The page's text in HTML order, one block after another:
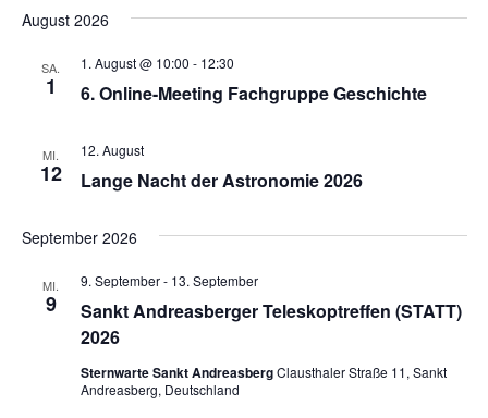
August 2026
SA.
1 6. Online-Meeting Fachgruppe Geschichte
1. August @ 10:00 - 12:30
MI.
12 Lange Nacht der Astronomie 2026
12. August
September 2026
MI.
9
Sankt Andreasberger Teleskoptreffen (STATT)
2026
9. September- 13. September
Sternwarte Sankt AndreasbergClausthaler Straße 11, Sankt
Andreasberg, Deutschland